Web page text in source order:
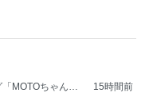
MOTOちゃんと
15時間前